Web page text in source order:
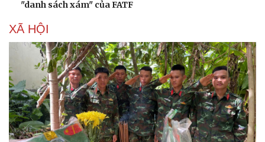
"danh sách xám" của FATF
XÃ HỘI